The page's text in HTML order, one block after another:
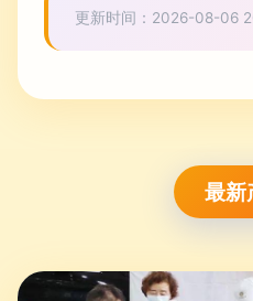
更新时间：2026-08-06
最新